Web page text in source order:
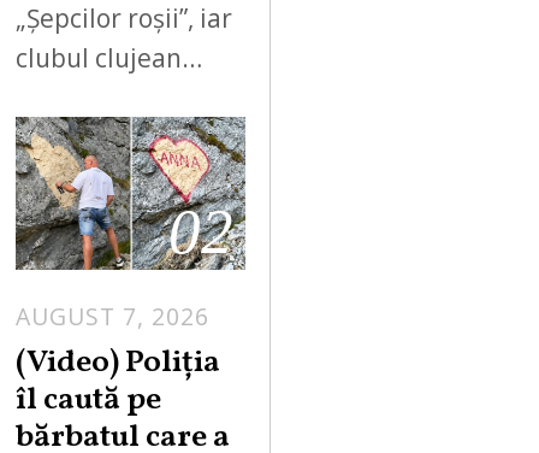
„Șepcilor roșii”, iar
clubul clujean…
02
AUGUST 7, 2026
U
G
S
(Video) Poliția
îl caută pe
bărbatul care a